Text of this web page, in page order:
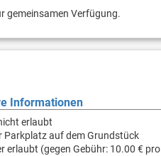
gemeinsamen Verfügung.
Informationen
erlaubt
Parkplatz auf dem Grundstück
erlaubt (gegen Gebühr: 10.00 € pro